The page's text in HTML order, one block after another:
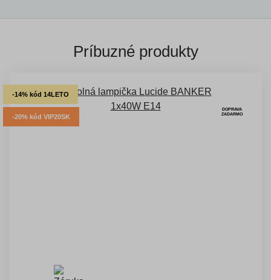
Príbuzné produkty
-14% kód 14LETO
-20% kód VIP20SK
DOPRAVA
ZADARMO